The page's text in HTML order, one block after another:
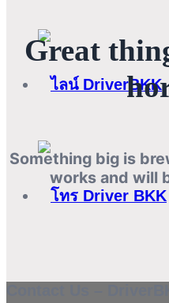
Great
Something big is
works and will